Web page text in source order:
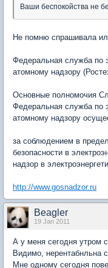
Ваши беспокойства не
Не помню спрашивала
Федеральная служба по
атомному надзору
Основные полномочия
Федеральная служба по
атомному надзору
за соблюдением в
безопасности в
надзор в
http://www.gosnadzor.ru
Beagler
19 Jan 2011
А у меня сегодня утром
Видимо, нерентабнльна
Мне одному сегодня